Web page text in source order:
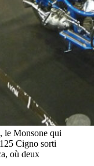
le Monsone qui
Cigno sorti
où deux